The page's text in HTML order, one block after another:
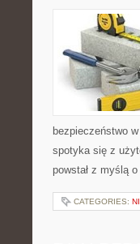
bezpieczeństwo
spotyka się z
powstał z myślą
CATEGORIES: